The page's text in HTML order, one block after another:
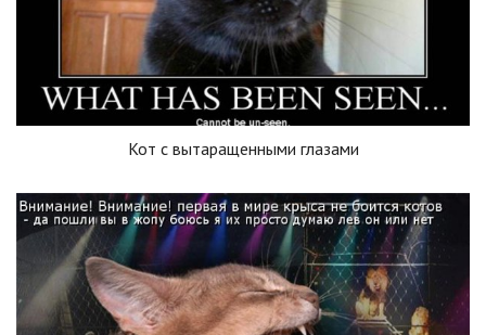
Кот с вытаращенными глазами